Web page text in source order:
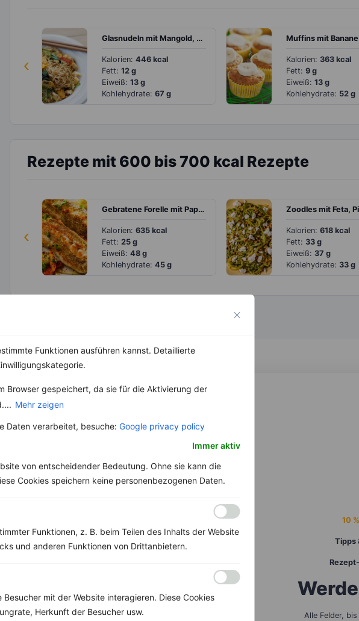
Funktionen ausführen kannst. Detaillierte
Browser gespeichert, da sie für die Aktivierung der
Mehr zeigen
Daten verarbeitet, besuche: Google privacy policy
Immer aktiv
von entscheidender Bedeutung. Ohne sie kann die
Cookies speichern keine personenbezogenen Daten.
Funktionen, z. B. beim Teilen des Inhalts der Website
und anderen Funktionen von Drittanbietern.
mit der Website interagieren. Diese Cookies
Herkunft der Besucher usw.
‹
Glasnudeln mit Mangold, Kirschtomaten in Soja-Honig-Marinade
Kalorien: 446 kcal
Fett: 12 g
Eiweiß: 13 g
Kohlehydrate: 67 g
Kalorien: 363 kcal
Fett: 9 g
Eiweiß: 13 g
Kohlehydrate: 52 g
Rezepte mit 600 bis 700 kcal Rezepte
‹
Gebratene Forelle mit Paprika, Lauch und Kartoffeln
Kalorien: 635 kcal
Fett: 25 g
Eiweiß: 48 g
Kohlehydrate: 45 g
Kalorien: 618 kcal
Fett: 33 g
Eiweiß: 37 g
Kohlehydrate: 33 g
10 %
Tipps
Alle Felder,